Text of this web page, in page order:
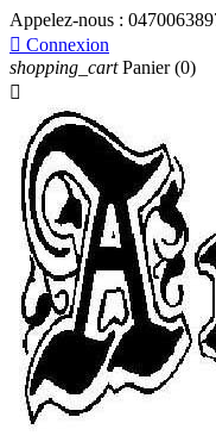
Appelez-nous :
 Connexion
shopping_cart Panier (0)
